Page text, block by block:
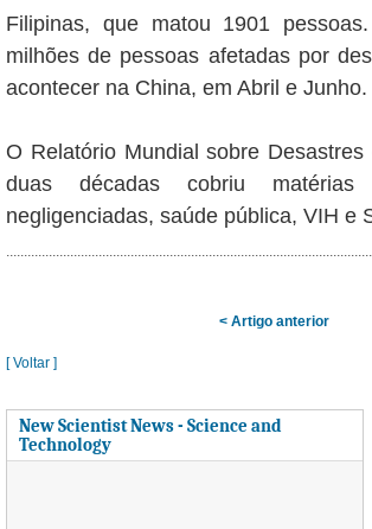
Filipinas, que matou 1901
milhões de pessoas afetadas por
acontecer na China, em Abril e Junho.
O Relatório Mundial sobre
duas décadas cobriu
negligenciadas, saúde pública, VIH e
< Artigo anterior
[ Voltar ]
New Scientist News - Science and
Technology